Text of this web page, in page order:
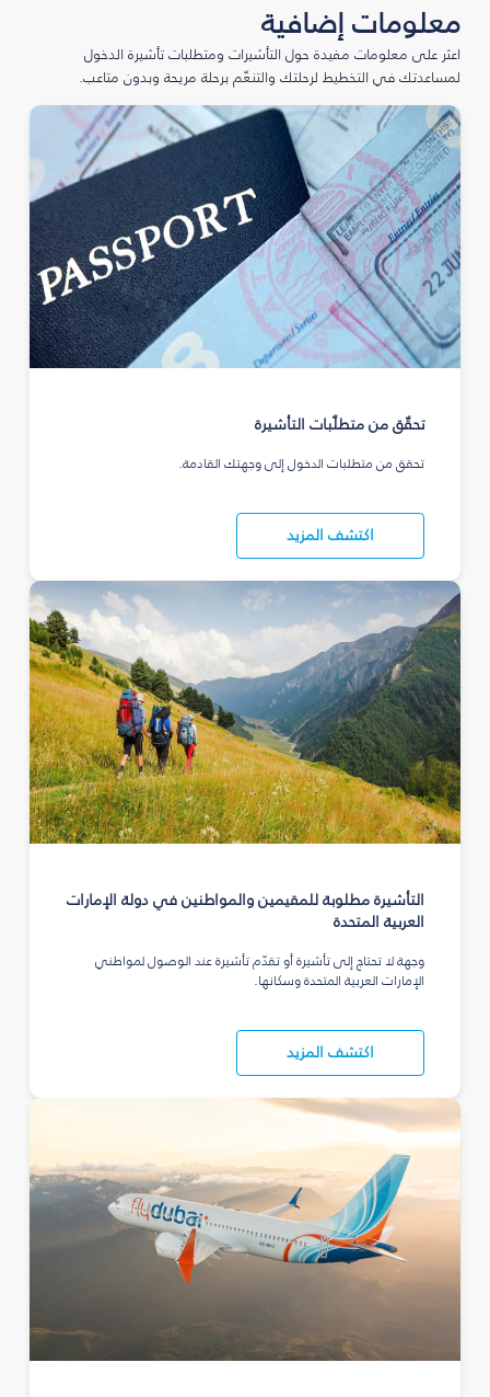
معلومات إضافية
اعثر على معلومات مفيدة حول التأشيرات ومتطلبات تأشيرة الدخول
لمساعدتك في التخطيط لرحلتك والتنعّم برحلة مريحة وبدون متاعب.
تحقّق من متطلّبات التأشيرة
تحقق من متطلبات الدخول إلى وجهتك القادمة.
اكتشف المزيد
التأشيرة مطلوبة للمقيمين والمواطنين في دولة الإمارات
العربية المتحدة
وجهة لا تحتاج إلى تأشيرة أو تقدّم تأشيرة عند الوصول لمواطني
الإمارات العربية المتحدة وسكانها.
اكتشف المزيد